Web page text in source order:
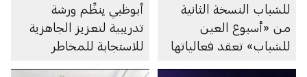
للشباب النسخة الثانية
من «أسبوع العين
للشباب» تعقد فعالياتها
أبوظبي ينظِّم ورشة
تدريبية لتعزيز الجاهزية
للاستجابة للمخاطر